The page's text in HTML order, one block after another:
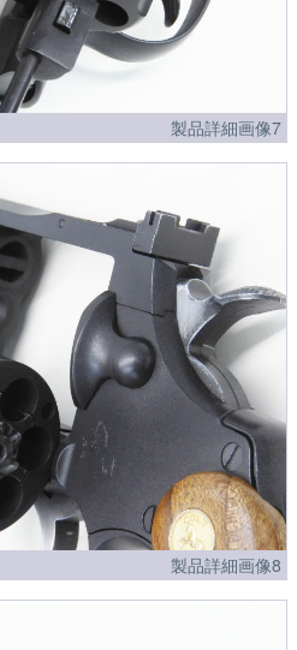
製品詳細画像7
製品詳細画像8